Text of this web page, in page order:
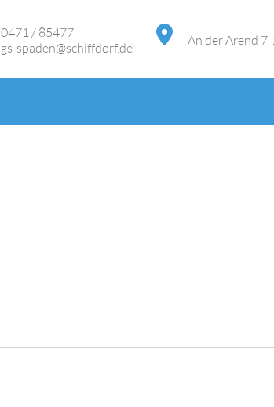
An der Arend
0471 / 85477
gs-spaden@schiffdorf.de